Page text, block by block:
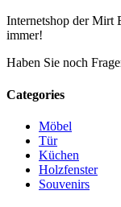
Internetshop der Mirt
immer!
Haben Sie noch
Categories
Möbel
Tür
Küchen
Holzfenster
Souvenirs